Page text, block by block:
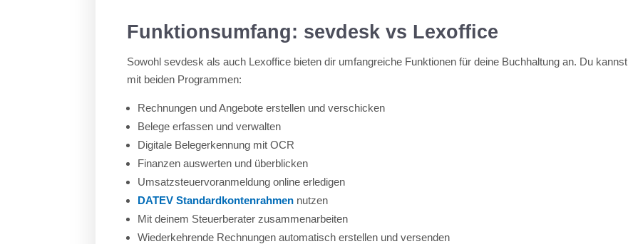
Funktionsumfang: sevdesk vs Lexoffice
Sowohl sevdesk als auch Lexoffice bieten dir umfangreiche Funktionen für deine Buchhaltung an. Du kannst
mit beiden Programmen:
Rechnungen und Angebote erstellen und verschicken
Belege erfassen und verwalten
Digitale Belegerkennung mit OCR
Finanzen auswerten und überblicken
Umsatzsteuervoranmeldung online erledigen
DATEV Standardkontenrahmen nutzen
Mit deinem Steuerberater zusammenarbeiten
Wiederkehrende Rechnungen automatisch erstellen und versenden